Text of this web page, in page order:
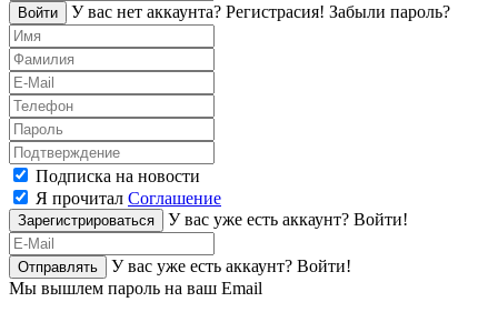
Войти У вас нет аккаунта? Регистраcия! Забыли пароль?
Подписка на новости
Я прочитал Соглашение
Зарегистрироваться У вас уже есть аккаунт? Войти!
Отправлять У вас уже есть аккаунт? Войти!
Мы вышлем пароль на ваш Email